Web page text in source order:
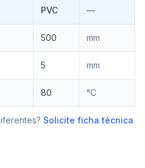
PVC —
500 mm
5 mm
80 °C
Solicite ficha técnica